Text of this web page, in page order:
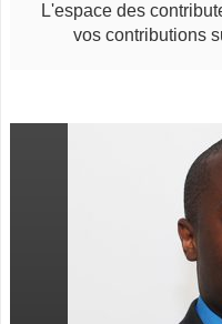
L'espace des
vos contributions